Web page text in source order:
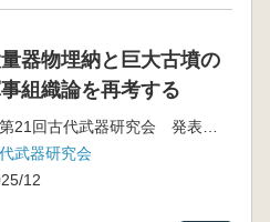
器物埋納と巨大古墳の
組織論を再考する
武器研究会
12